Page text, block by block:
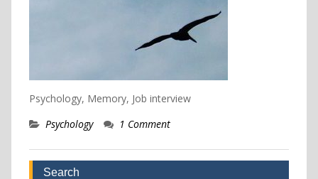
Psychology, Memory, Job interview
Psychology
1 Comment
Search